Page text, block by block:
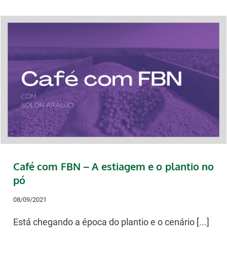
Café com FBN – A estiagem e o plantio no
pó
08/09/2021
Está chegando a época do plantio e o cenário [...]